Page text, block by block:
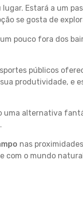
lugar. Estará a um
se gosta de
pouco fora dos
públicos
produtividade, e
uma alternativa
nas
com o mundo